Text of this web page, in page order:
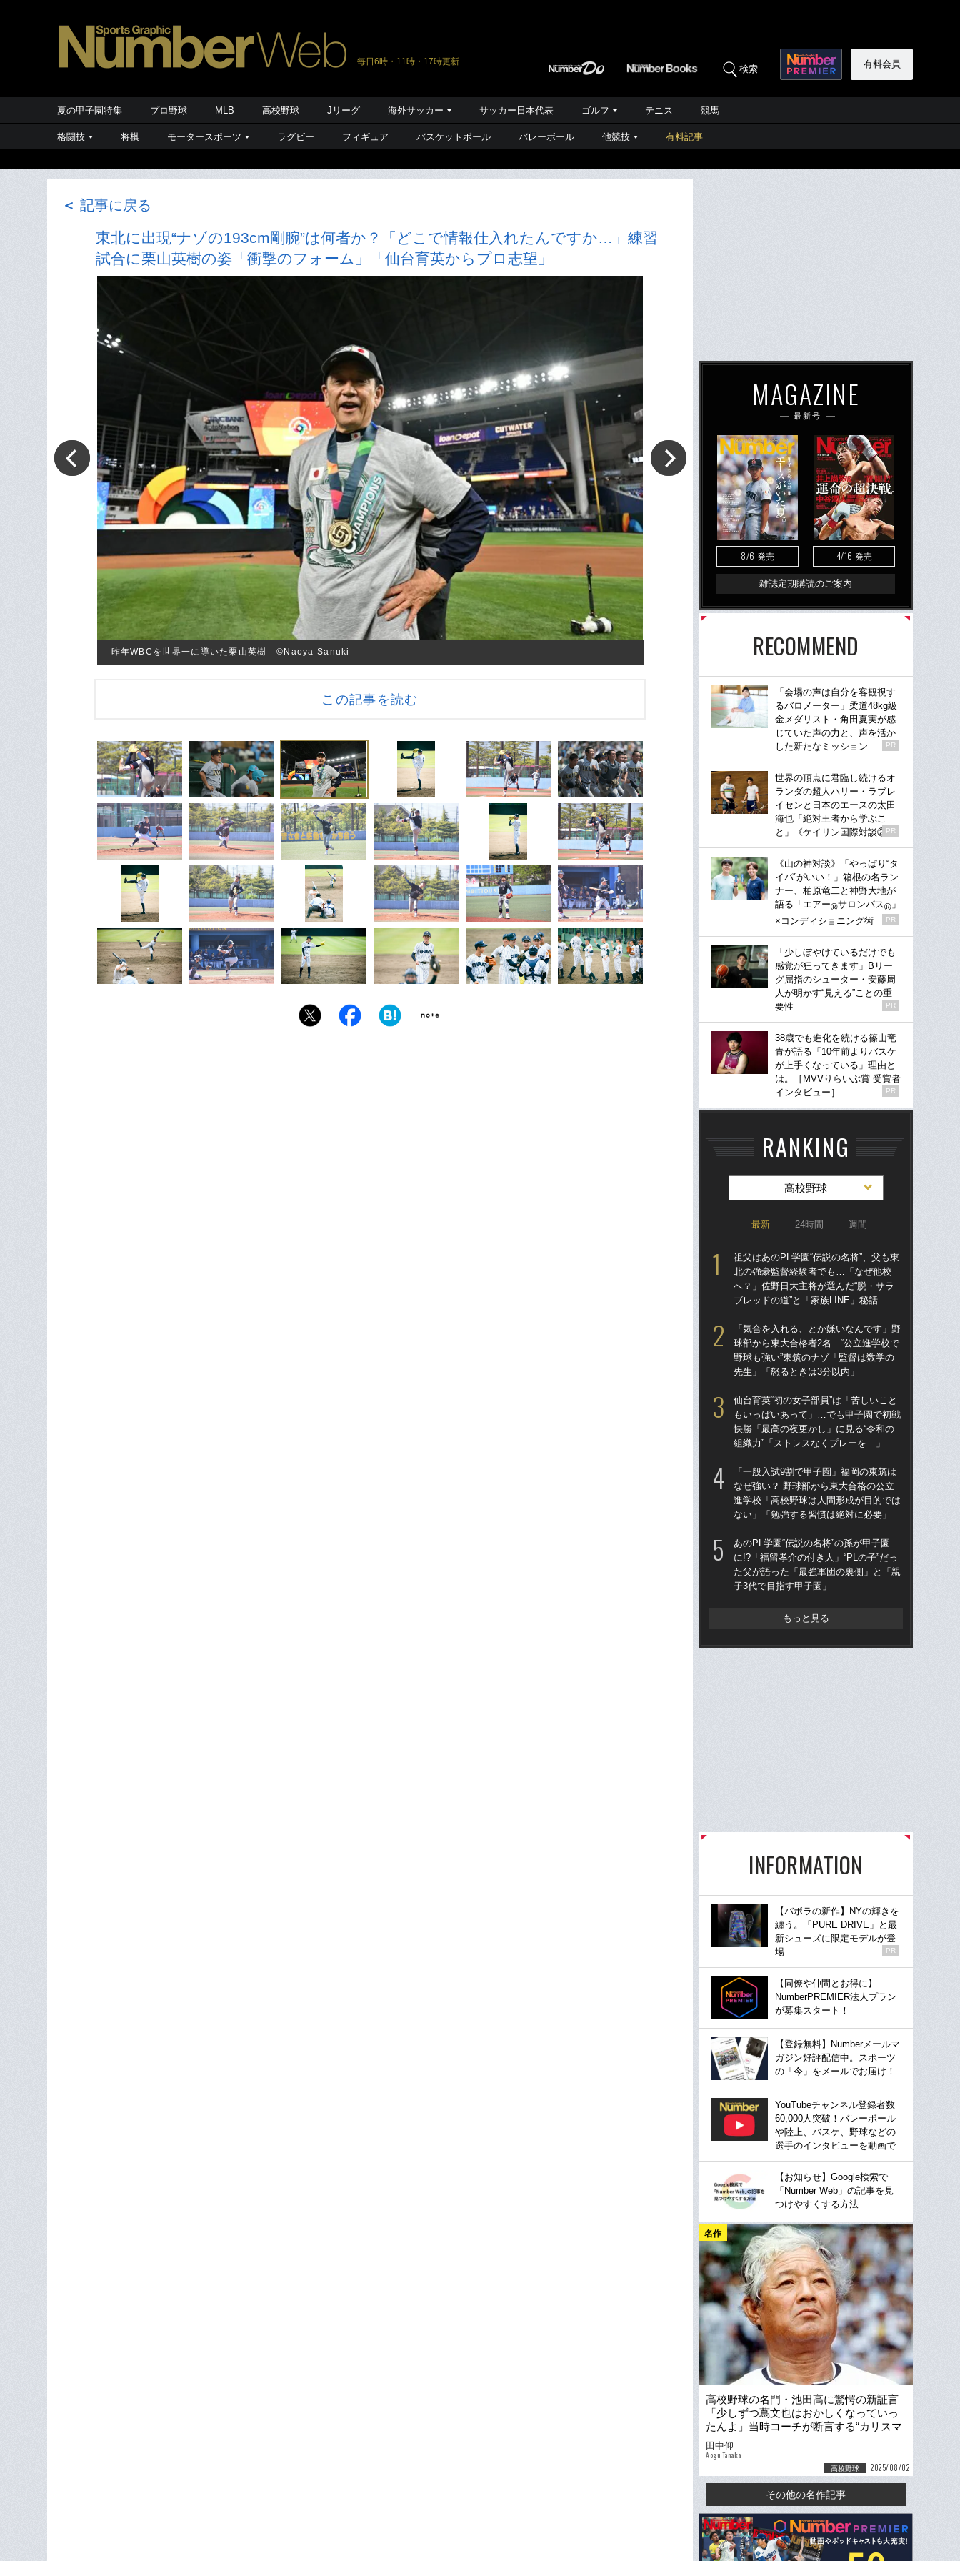
毎日6時・11時・17時更新
検索 有料会員
夏の甲子園特集 プロ野球 MLB 高校野球 Jリーグ 海外サッカー サッカー日本代表 ゴルフ テニス 競馬
格闘技 将棋 モータースポーツ ラグビー フィギュア バスケットボール バレーボール 他競技 有料記事
＜ 記事に戻る
東北に出現“ナゾの193cm剛腕”は何者か？「どこで情報仕入れたんですか…」練習
試合に栗山英樹の姿「衝撃のフォーム」「仙台育英からプロ志望」
昨年WBCを世界一に導いた栗山英樹 ©Naoya Sanuki
この記事を読む
MAGAZINE
最新号
8/6 発売 4/16 発売
雑誌定期購読のご案内
RECOMMEND
「会場の声は自分を客観視す
るバロメーター」柔道48kg級
金メダリスト・角田夏実が感
じていた声の力と、声を活か
した新たなミッション
PR
世界の頂点に君臨し続けるオ
ランダの超人ハリー・ラブレ
イセンと日本のエースの太田
海也「絶対王者から学ぶこ
と」《ケイリン国際対談②》
PR
《山の神対談》「やっぱり“タ
イパ”がいい！」箱根の名ラン
ナー、柏原竜二と神野大地が
語る「エアー®サロンパス® 」
×コンディショニング術
PR
「少しぼやけているだけでも
感覚が狂ってきます」Bリー
グ屈指のシューター・安藤周
人が明かす“見える”ことの重
要性
PR
38歳でも進化を続ける篠山竜
青が語る「10年前よりバスケ
が上手くなっている」理由と
は。［MVVりらいぶ賞 受賞者
インタビュー］
PR
RANKING
高校野球
最新 24時間 週間
祖父はあのPL学園“伝説の名将”、父も東
北の強豪監督経験者でも…「なぜ他校
へ？」佐野日大主将が選んだ“脱・サラ
ブレッドの道”と「家族LINE」秘話
「気合を入れる、とか嫌いなんです」野
球部から東大合格者2名…“公立進学校で
野球も強い”東筑のナゾ「監督は数学の
先生」「怒るときは3分以内」
仙台育英“初の女子部員”は「苦しいこと
もいっぱいあって」…でも甲子園で初戦
快勝「最高の夜更かし」に見る“令和の
組織力”「ストレスなくプレーを…」
「一般入試9割で甲子園」福岡の東筑は
なぜ強い？ 野球部から東大合格の公立
進学校「高校野球は人間形成が目的では
ない」「勉強する習慣は絶対に必要」
あのPL学園“伝説の名将”の孫が甲子園
に!?「福留孝介の付き人」“PLの子”だっ
た父が語った「最強軍団の裏側」と「親
子3代で目指す甲子園」
もっと見る
INFORMATION
【バボラの新作】NYの輝きを
纏う。「PURE DRIVE」と最
新シューズに限定モデルが登
場
PR
【同僚や仲間とお得に】
NumberPREMIER法人プラン
が募集スタート！
【登録無料】Numberメールマ
ガジン好評配信中。スポーツ
の「今」をメールでお届け！
YouTubeチャンネル登録者数
60,000人突破！バレーボール
や陸上、バスケ、野球などの
選手のインタビューを動画で
【お知らせ】Google検索で
「Number Web」の記事を見
つけやすくする方法
名作
高校野球の名門・池田高に驚愕の新証言
「少しずつ蔦文也はおかしくなっていっ
たんよ」当時コーチが断言する“カリスマ
名将の異変”…徳島現地で取材
田中仰
Aogu Tanaka
高校野球 2025/08/02
その他の名作記事